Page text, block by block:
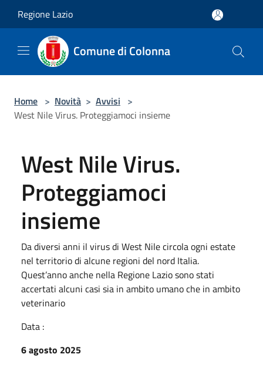
Regione Lazio
Comune di Colonna
Home > Novità > Avvisi >
West Nile Virus. Proteggiamoci insieme
West Nile Virus.
Proteggiamoci
insieme
Da diversi anni il virus di West Nile circola ogni estate
nel territorio di alcune regioni del nord Italia.
Quest’anno anche nella Regione Lazio sono stati
accertati alcuni casi sia in ambito umano che in ambito
veterinario
Data :
6 agosto 2025